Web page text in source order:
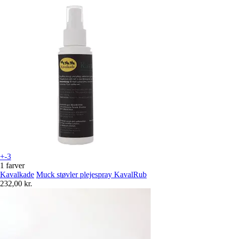
+-3
1 farver
Kavalkade Muck støvler plejespray KavalRub
232,00 kr.